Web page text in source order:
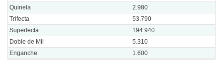
Quinela
2.980
Trifecta
53.790
Superfecta
194.940
Doble de Mil
5.310
Enganche
1.600